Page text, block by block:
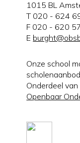
1015 BL
T 020 - 624
F 020 - 620
E
Onze school
Onderdeel
Openbaar